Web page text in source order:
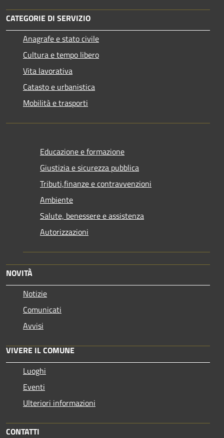
CATEGORIE DI SERVIZIO
Anagrafe e stato civile
Cultura e tempo libero
Vita lavorativa
Catasto e urbanistica
Mobilità e trasporti
Educazione e formazione
Giustizia e sicurezza pubblica
Tributi,finanze e contravvenzioni
Ambiente
Salute, benessere e assistenza
Autorizzazioni
NOVITÀ
Notizie
Comunicati
Avvisi
VIVERE IL COMUNE
Luoghi
Eventi
Ulteriori informazioni
CONTATTI